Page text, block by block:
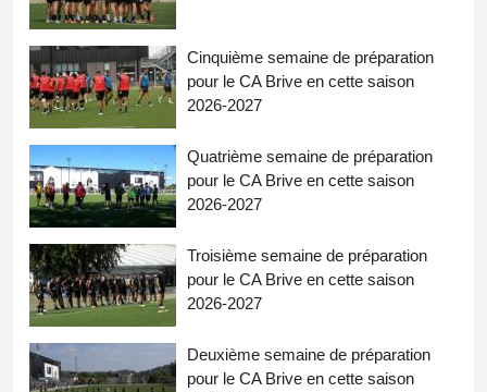
Cinquième semaine de préparation
pour le CA Brive en cette saison
2026-2027
Quatrième semaine de préparation
pour le CA Brive en cette saison
2026-2027
Troisième semaine de préparation
pour le CA Brive en cette saison
2026-2027
Deuxième semaine de préparation
pour le CA Brive en cette saison